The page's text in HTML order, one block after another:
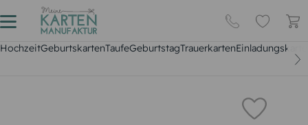
HochzeitGeburtskartenTaufeGeburtstagTrauerkarten